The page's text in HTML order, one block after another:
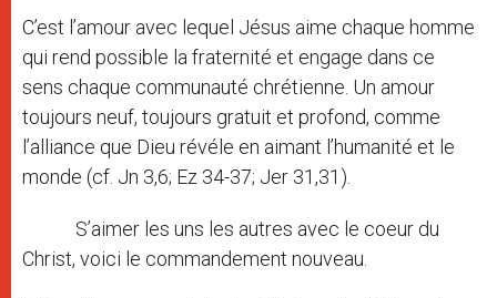
C’est l’amour avec lequel Jésus aime chaque homme
qui rend possible la fraternité et engage dans ce
sens chaque communauté chrétienne. Un amour
toujours neuf, toujours gratuit et profond, comme
l’alliance que Dieu révéle en aimant l’humanité et le
monde (cf. Jn 3,6; Ez 34-37; Jer 31,31).
S’aimer les uns les autres avec le coeur du
Christ, voici le commandement nouveau.